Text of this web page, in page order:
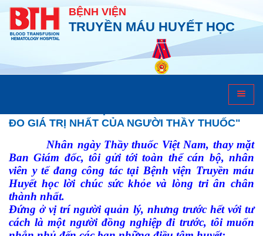
BỆNH VIỆN
TRUYỀN MÁU HUYẾT HỌC
Khám chữa bệnh
ĐO GIÁ TRỊ NHẤT CỦA NGƯỜI THẦY THUỐC"
Nhân ngày Thầy thuốc Việt Nam, thay mặt
Ban Giám đốc, tôi gửi tới toàn thể cán bộ, nhân
viên y tế đang công tác tại Bệnh viện Truyền máu
Huyết học lời chúc sức khỏe và lòng tri ân chân
thành nhất.
Đứng ở vị trí người quản lý, nhưng trước hết với tư
cách là một người đồng nghiệp đi trước, tôi muốn